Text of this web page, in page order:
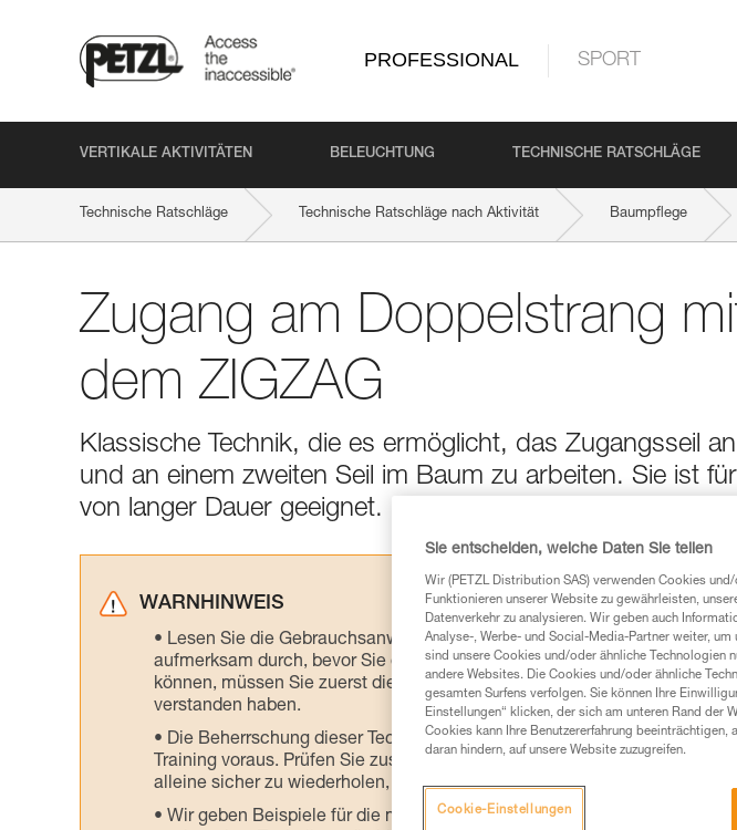
PROFESSIONAL SPORT
VERTIKALE AKTIVITÄTEN BELEUCHTUNG TECHNISCHE RATSCHLÄGE
Technische Ratschläge Technische Ratschläge nach Aktivität Baumpflege
Zugang am Doppelstrang
dem ZIGZAG
Klassische Technik, die es ermöglicht, das Zugangsseil
und an einem zweiten Seil im Baum zu arbeiten. Sie ist
von langer Dauer geeignet.
WARNHINWEIS
Lesen Sie die Gebrauchsanweisungen der Produkte, um die es in
aufmerksam durch, bevor Sie diesen zu Rate ziehen. Um diese
können, müssen Sie zuerst die in der Gebrauchsanweisung enthaltenen
verstanden haben.
Die Beherrschung dieser Techniken setzt eine entsprechende
Training voraus. Prüfen Sie zusammen mit einem Profi, ob Sie in der Lage
alleine sicher zu wiederholen, bevor Sie ihn eigenständig durchführen.
Wir geben Beispiele für die mit Ihrer Aktivität verbundenen Techniken.
Sie entscheiden, welche Daten Sie teilen
Wir (PETZL Distribution SAS) verwenden Cookies
Funktionieren unserer Website zu gewährleisten,
Datenverkehr zu analysieren. Wir geben auch
Analyse-, Werbe- und Social-Media-Partner weiter,
sind unsere Cookies und/oder ähnliche Technologien
andere Websites. Die Cookies und/oder ähnliche
gesamten Surfens verfolgen. Sie können Ihre
Einstellungen“ klicken, der sich am unteren Rand der
Cookies kann Ihre Benutzererfahrung
daran hindern, auf unsere Website zuzugreifen.
Cookie-Einstellungen